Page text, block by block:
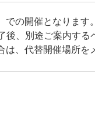
の開催となります
、別途ご案内する
、代替開催場所を